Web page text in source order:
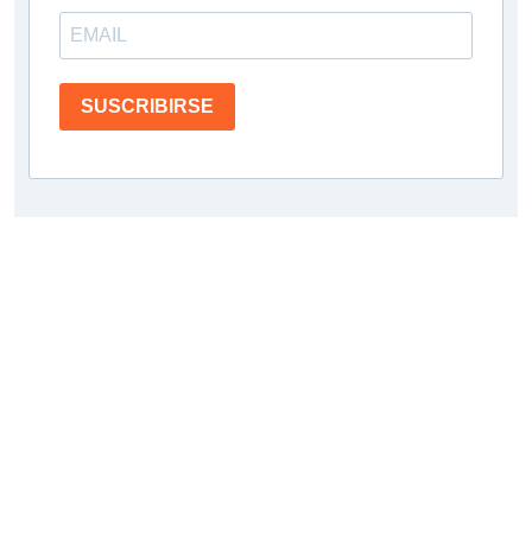
SUSCRIBIRSE